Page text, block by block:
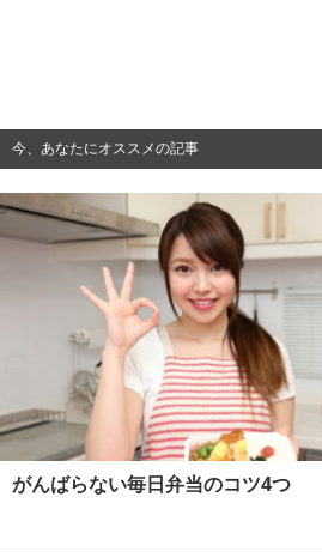
今、あなたにオススメの記事
がんばらない毎日弁当のコツ4つ